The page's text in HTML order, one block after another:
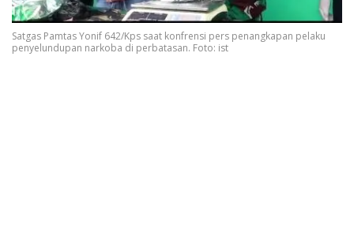
Satgas Pamtas Yonif 642/Kps saat konfrensi pers penangkapan pelaku
penyelundupan narkoba di perbatasan. Foto: ist